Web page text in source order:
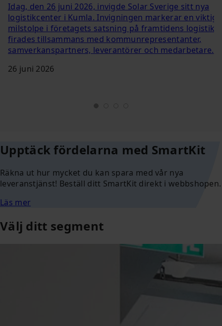
Idag, den 26 juni 2026, invigde Solar Sverige sitt nya
logistikcenter i Kumla. Invigningen markerar en viktig
milstolpe i företagets satsning på framtidens logistik
firades tillsammans med kommunrepresentanter,
samverkanspartners, leverantörer och medarbetare.
26 juni 2026
Upptäck fördelarna med SmartKit
Räkna ut hur mycket du kan spara med vår nya
leveranstjänst! Beställ ditt SmartKit direkt i webbshopen.
Läs mer
Välj ditt segment